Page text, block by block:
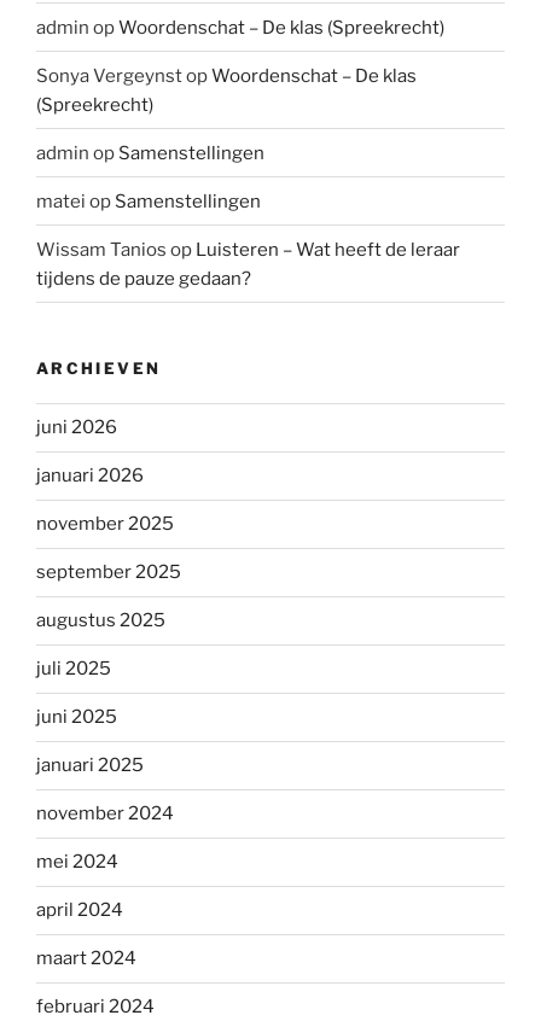
admin opWoordenschat – De klas (Spreekrecht)
Sonya VergeynstopWoordenschat – De klas
(Spreekrecht)
admin op Samenstellingen
matei op Samenstellingen
Wissam Tanios op Luisteren – Wat heeft de leraar
tijdens de pauze gedaan?
ARCHIEVEN
juni 2026
januari 2026
november 2025
september 2025
augustus 2025
juli 2025
juni 2025
januari 2025
november 2024
mei 2024
april 2024
maart 2024
februari 2024